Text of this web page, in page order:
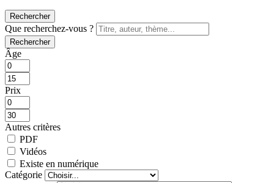
Rechercher
Que recherchez-vous ?
Rechercher
Âge
Prix
Autres critères
PDF
Vidéos
Existe en numérique
Catégorie